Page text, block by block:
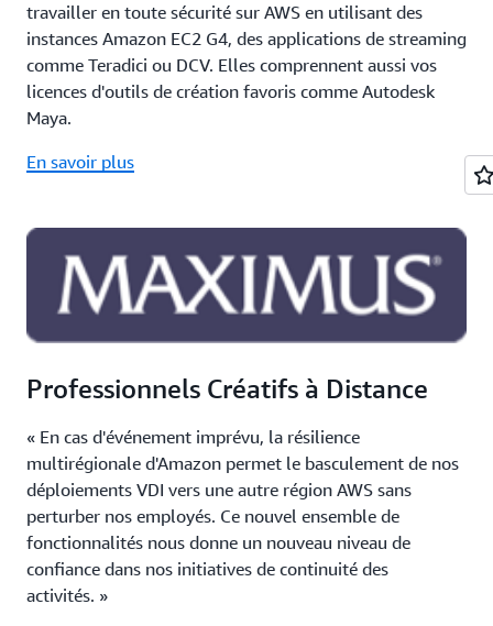
travailler en toute sécurité sur AWS en utilisant des
instances Amazon EC2 G4, des applications de streaming
comme Teradici ou DCV. Elles comprennent aussi vos
licences d'outils de création favoris comme Autodesk
Maya.
En savoir plus
Professionnels Créatifs à Distance
« En cas d'événement imprévu, la résilience
multirégionale d'Amazon permet le basculement de nos
déploiements VDI vers une autre région AWS sans
perturber nos employés. Ce nouvel ensemble de
fonctionnalités nous donne un nouveau niveau de
confiance dans nos initiatives de continuité des
activités. »